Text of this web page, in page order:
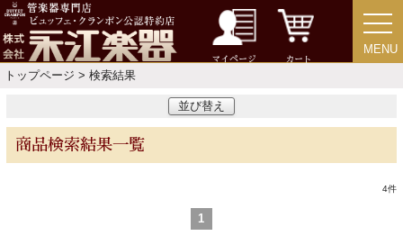
マイページ カート
MENU
MENU
トップページ > 検索結果
並び替え
商品検索結果一覧
4件
1
楽器スタンド
チューナー・メトロノーム